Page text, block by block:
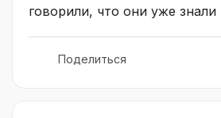
это реальный доход
говорили, что они уже знали
Служба поддержки пусть и
Поделиться